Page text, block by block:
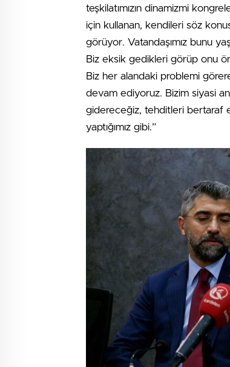
teşkilatımızın dinamizmi
için kullanan, kendileri söz
görüyor. Vatandaşımız bunu
Biz eksik gedikleri görüp onu
Biz her alandaki problemi
devam ediyoruz. Bizim siyasi
gidereceğiz, tehditleri bertaraf
yaptığımız gibi.”